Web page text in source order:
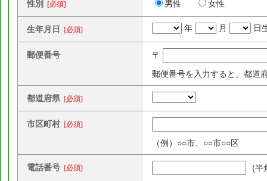
性別 [必須] 男性 女性
生年月日 [必須] 年 月 日
郵便番号
〒
郵便番号を入力すると、都道
都道府県 [必須]
市区町村 [必須]
（例）○○市、○○市○○区
電話番号 [必須]
(半